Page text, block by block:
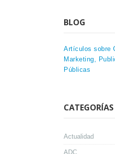
BLOG
Artículos sobre
Marketing,
Públicas
CATEGORÍAS
Actualidad
ADC